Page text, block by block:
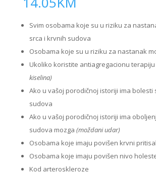
Svim osobama koje su u riziku za
srca i krvnih sudova
Osobama koje su u riziku za nastanak
Ukoliko koristite antiagregacionu terapiju
kiselina)
Ako u vašoj porodičnoj istoriji ima bolesti
sudova
Ako u vašoj porodičnoj istoriji ima
sudova mozga (moždani udar)
Osobama koje imaju povišen krvni
Osobama koje imaju povišen nivo
Kod arteroskleroze